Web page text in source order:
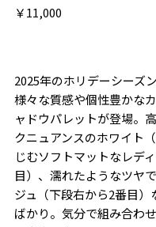
￥11,000
2025年のホリデーシーズ
様々な質感や個性豊かな
ャドウパレットが登場。
クニュアンスのホワイト
じむソフトマットなレデ
目）、濡れたようなツヤ
ジュ（下段右から2番目
ばかり。気分で組み合わ